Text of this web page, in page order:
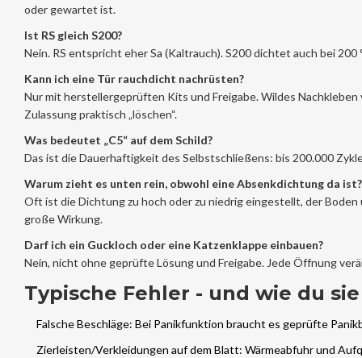
oder gewartet ist.
Ist RS gleich S200?
Nein. RS entspricht eher Sa (Kaltrauch). S200 dichtet auch bei
Kann ich eine Tür rauchdicht nachrüsten?
Nur mit herstellergeprüften Kits und Freigabe. Wildes
Zulassung praktisch „löschen“.
Was bedeutet „C5“ auf dem Schild?
Das ist die Dauerhaftigkeit des Selbstschließens: bis 200.000
Warum zieht es unten rein, obwohl eine Absenkdichtung da ist?
Oft ist die Dichtung zu hoch oder zu niedrig eingestellt, der
große Wirkung.
Darf ich ein Guckloch oder eine Katzenklappe einbauen?
Nein, nicht ohne geprüfte Lösung und Freigabe. Jede Öffnung
Typische Fehler - und wie du
Falsche Beschläge: Bei Panikfunktion braucht es geprüfte
Zierleisten/Verkleidungen auf dem Blatt: Wärmeabfuhr und